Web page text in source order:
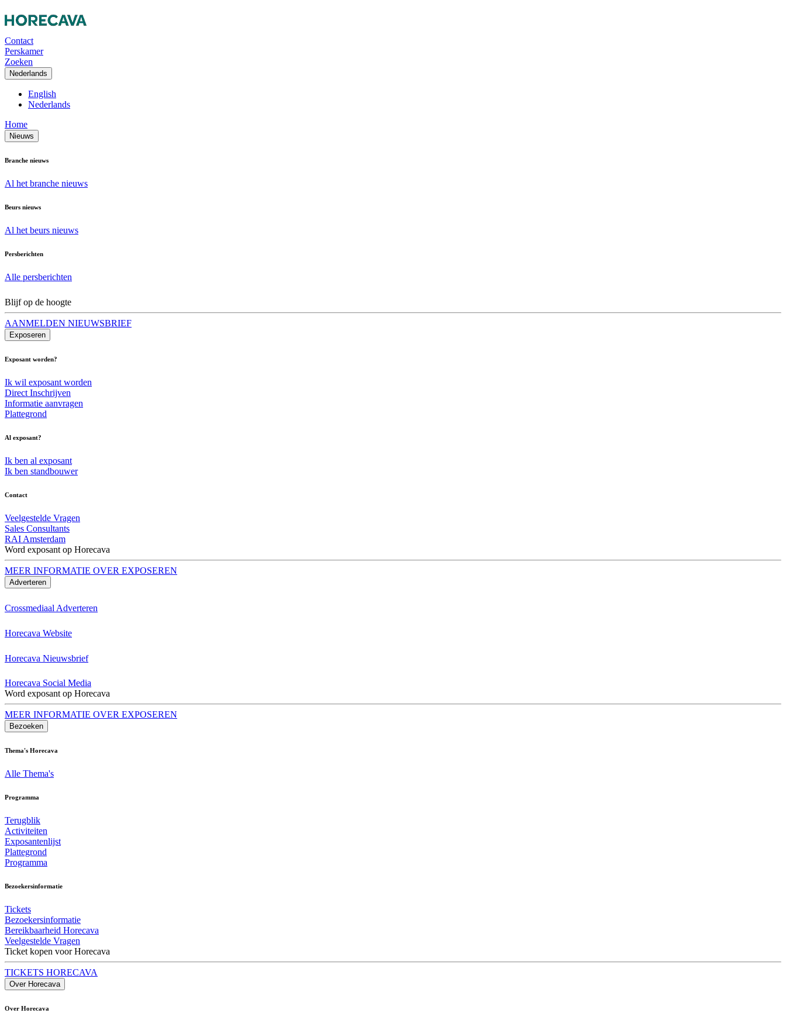
Contact
Perskamer
Zoeken
Nederlands
English
Nederlands
Home
Nieuws
Branche nieuws
Al het branche nieuws
Beurs nieuws
Al het beurs nieuws
Persberichten
Alle persberichten
Blijf op de hoogte
AANMELDEN NIEUWSBRIEF
Exposeren
Exposant worden?
Ik wil exposant worden
Direct Inschrijven
Informatie aanvragen
Plattegrond
Al exposant?
Ik ben al exposant
Ik ben standbouwer
Contact
Veelgestelde Vragen
Sales Consultants
RAI Amsterdam
Word exposant op Horecava
MEER INFORMATIE OVER EXPOSEREN
Adverteren
Crossmediaal Adverteren
Horecava Website
Horecava Nieuwsbrief
Horecava Social Media
Word exposant op Horecava
MEER INFORMATIE OVER EXPOSEREN
Bezoeken
Thema's Horecava
Alle Thema's
Programma
Terugblik
Activiteiten
Exposantenlijst
Plattegrond
Programma
Bezoekersinformatie
Tickets
Bezoekersinformatie
Bereikbaarheid Horecava
Veelgestelde Vragen
Ticket kopen voor Horecava
TICKETS HORECAVA
Over Horecava
Over Horecava